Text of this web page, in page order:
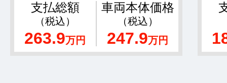
支払総額
（税込）
263.9万円
車両本体価格
（税込）
247.9万円